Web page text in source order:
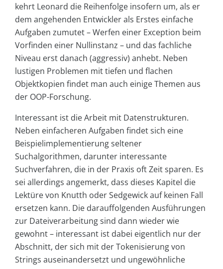
kehrt Leonard die Reihenfolge insofern um, als er
dem angehenden Entwickler als Erstes einfache
Aufgaben zumutet – Werfen einer Exception beim
Vorfinden einer Nullinstanz – und das fachliche
Niveau erst danach (aggressiv) anhebt. Neben
lustigen Problemen mit tiefen und flachen
Objektkopien findet man auch einige Themen aus
der OOP-Forschung.
Interessant ist die Arbeit mit Datenstrukturen.
Neben einfacheren Aufgaben findet sich eine
Beispielimplementierung seltener
Suchalgorithmen, darunter interessante
Suchverfahren, die in der Praxis oft Zeit sparen. Es
sei allerdings angemerkt, dass dieses Kapitel die
Lektüre von Knutth oder Sedgewick auf keinen Fall
ersetzen kann. Die darauffolgenden Ausführungen
zur Dateiverarbeitung sind dann wieder wie
gewohnt – interessant ist dabei eigentlich nur der
Abschnitt, der sich mit der Tokenisierung von
Strings auseinandersetzt und ungewöhnliche